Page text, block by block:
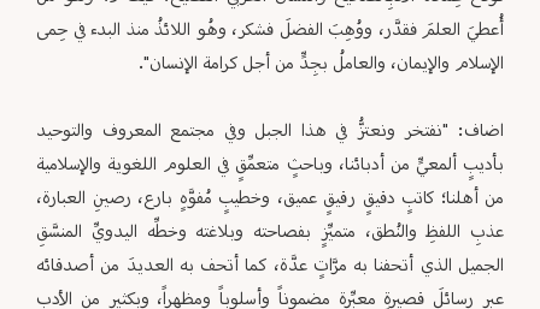
أُعطيَ العلمَ فقدَّر، ووُهِبَ الفضلَ فشكر، وهُو اللائذُ منذ البدء في حِمى
الإسلام والإيمان، والعاملُ بجِدٍّ من أجل كرامة الإنسان".
اضاف: "نفتخر ونعتزُّ في هذا الجبل وفي مجتمع المعروف والتوحيد
بأديبٍ ألمعيٍّ من أدبائنا، وباحثٍ متعمِّقٍ في العلوم اللغوية والإسلامية
من أهلنا؛ كاتبٍ دقيقٍ رقيقٍ عميق، وخطيبٍ مُفوَّهٍ بارع، رصينِ العبارة،
عذبِ اللفظِ والنُطق، متميِّزٍ بفصاحته وبلاغته وخطِّه اليدويِّ المنسَّقِ
الجميل الذي أتحفنا به مرَّاتٍ عدَّة، كما أتحف به العديدَ من أصدقائه
عبر رسائلَ قصيرةٍ معبِّرة مضموناً وأسلوباً ومظهراً، وبكثيرٍ من الأدب